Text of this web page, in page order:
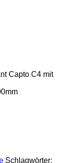
Capto C4 mit
Schlagwörter: